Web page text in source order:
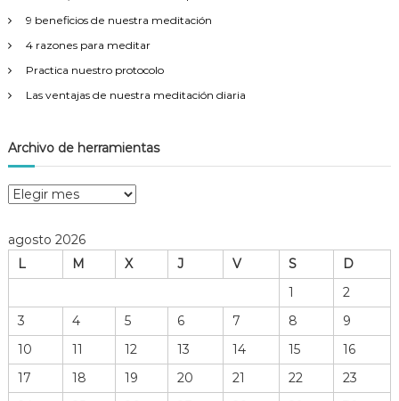
9 beneficios de nuestra meditación
4 razones para meditar
Practica nuestro protocolo
Las ventajas de nuestra meditación diaria
Archivo de herramientas
A
h
o
h
agosto 2026
L
M X J V S
D
1
2
3
4 5 6 7 8
9
10
11 12 13 14 15
16
17
18 19 20 21 22
23